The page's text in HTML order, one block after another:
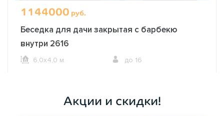
1144000 руб.
Беседка для дачи закрытая с барбекю
внутри 2616
6,0х4,0 м. до 16
Акции и скидки!